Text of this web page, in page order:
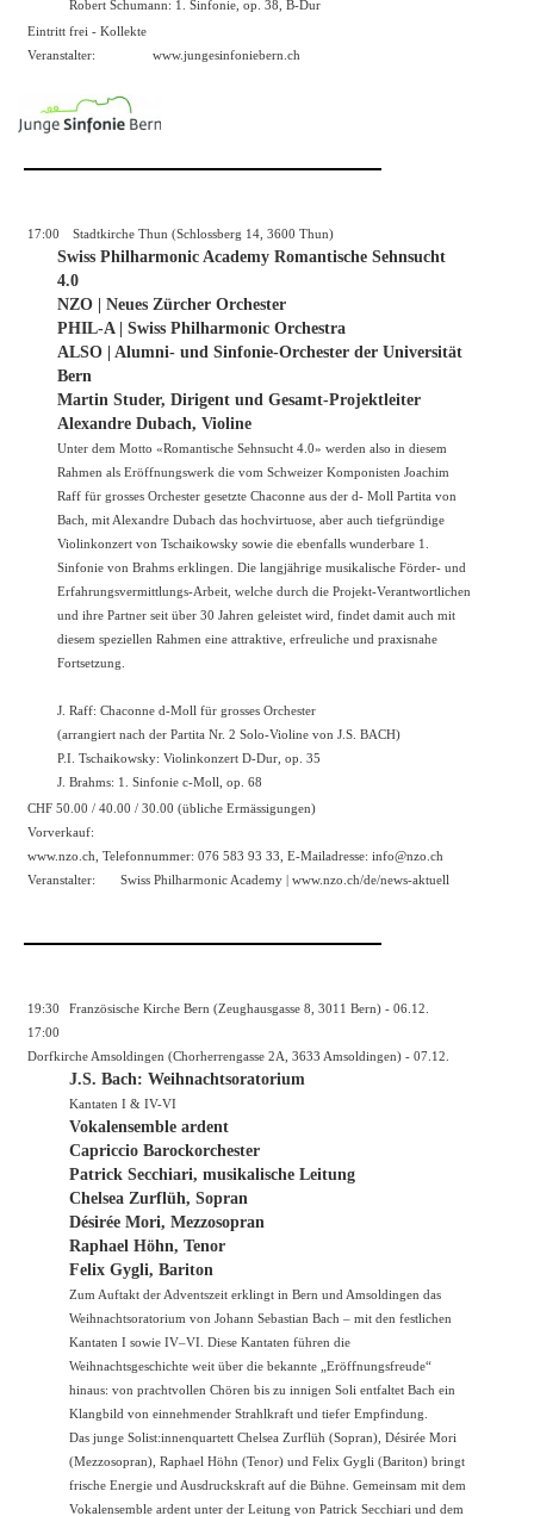
Robert Schumann: 1. Sinfonie, op. 38, B-Dur
Eintritt frei - Kollekte
Veranstalter:
www.jungesinfoniebern.ch
17:00 Stadtkirche Thun (Schlossberg 14, 3600 Thun)
Swiss Philharmonic Academy Romantische Sehnsucht
4.0
NZO | Neues Zürcher Orchester
PHIL-A | Swiss Philharmonic Orchestra
ALSO | Alumni- und Sinfonie-Orchester der Universität
Bern
Martin Studer, Dirigent und Gesamt-Projektleiter
Alexandre Dubach, Violine
Unter dem Motto «Romantische Sehnsucht 4.0» werden also in diesem
Rahmen als Eröffnungswerk die vom Schweizer Komponisten Joachim
Raff für grosses Orchester gesetzte Chaconne aus der d- Moll Partita von
Bach, mit Alexandre Dubach das hochvirtuose, aber auch tiefgründige
Violinkonzert von Tschaikowsky sowie die ebenfalls wunderbare 1.
Sinfonie von Brahms erklingen. Die langjährige musikalische Förder- und
Erfahrungsvermittlungs-Arbeit, welche durch die Projekt-Verantwortlichen
und ihre Partner seit über 30 Jahren geleistet wird, findet damit auch mit
diesem speziellen Rahmen eine attraktive, erfreuliche und praxisnahe
Fortsetzung.
J. Raff: Chaconne d-Moll für grosses Orchester
(arrangiert nach der Partita Nr. 2 Solo-Violine von J.S. BACH)
P.I. Tschaikowsky: Violinkonzert D-Dur, op. 35
J. Brahms: 1. Sinfonie c-Moll, op. 68
CHF 50.00 / 40.00 / 30.00 (übliche Ermässigungen)
Vorverkauf:
www.nzo.ch , Telefonnummer: 076 583 93 33, E-Mailadresse: info@nzo.ch
Veranstalter:
Swiss Philharmonic Academy | www.nzo.ch/de/news-aktuell
19:30
Französische Kirche Bern (Zeughausgasse 8, 3011 Bern) - 06.12.
17:00
Dorfkirche Amsoldingen (Chorherrengasse 2A, 3633 Amsoldingen) - 07.12.
J.S. Bach: Weihnachtsoratorium
Kantaten I & IV-VI
Vokalensemble ardent
Capriccio Barockorchester
Patrick Secchiari, musikalische Leitung
Chelsea Zurflüh, Sopran
Désirée Mori, Mezzosopran
Raphael Höhn, Tenor
Felix Gygli, Bariton
Zum Auftakt der Adventszeit erklingt in Bern und Amsoldingen das
Weihnachtsoratorium von Johann Sebastian Bach – mit den festlichen
Kantaten I sowie IV–VI. Diese Kantaten führen die
Weihnachtsgeschichte weit über die bekannte „Eröffnungsfreude“
hinaus: von prachtvollen Chören bis zu innigen Soli entfaltet Bach ein
Klangbild von einnehmender Strahlkraft und tiefer Empfindung.
Das junge Solist:innenquartett Chelsea Zurflüh (Sopran), Désirée Mori
(Mezzosopran), Raphael Höhn (Tenor) und Felix Gygli (Bariton) bringt
frische Energie und Ausdruckskraft auf die Bühne. Gemeinsam mit dem
Vokalensemble ardent unter der Leitung von Patrick Secchiari und dem